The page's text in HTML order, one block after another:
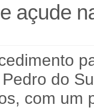
açude
do
com